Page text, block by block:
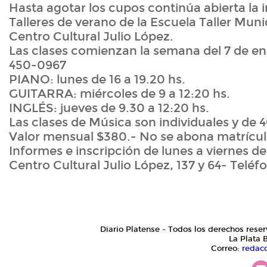
Hasta agotar los cupos continúa abierta la
Talleres de verano de la Escuela Taller
Centro Cultural Julio López.
Las clases comienzan la semana del 7 de
450-0967
PIANO: lunes de 16 a 19.20 hs.
GUITARRA: miércoles de 9 a 12:20 hs.
INGLÉS: jueves de 9.30 a 12:20 hs.
Las clases de Música son individuales y de
Valor mensual $380.- No se abona
Informes e inscripción de lunes a viernes de
Centro Cultural Julio López, 137 y 64-
Diario Platense - Todos los derechos
La Plata
Correo: